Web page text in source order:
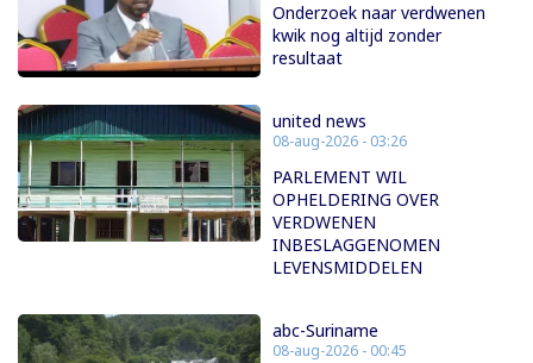
Onderzoek naar verdwenen
kwik nog altijd zonder
resultaat
united news
08-aug-2026 - 03:26
PARLEMENT WIL
OPHELDERING OVER
VERDWENEN
INBESLAGGENOMEN
LEVENSMIDDELEN
abc-Suriname
08-aug-2026 - 00:45